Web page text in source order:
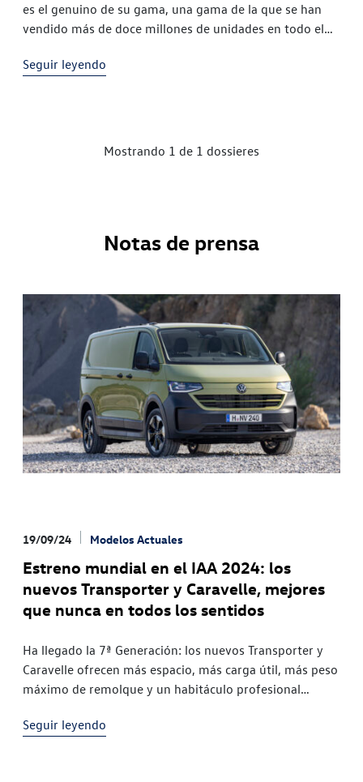
es el genuino de su gama, una gama de la que se han
vendido más de doce millones de unidades en todo el
nueva versión actualizada del T6 tiene ahora acceso a
Seguir leyendo
Mostrando 1 de 1 dossieres
Notas de prensa
19/09/24 Modelos Actuales
Estreno mundial en el IAA 2024: los
nuevos Transporter y Caravelle, mejores
que nunca en todos los sentidos
Ha llegado la 7ª Generación: los nuevos Transporter y
Caravelle ofrecen más espacio, más carga útil, más peso
máximo de remolque y un habitáculo profesional
tiempos: los eficientes vehículos turbodiésel con
Seguir leyendo